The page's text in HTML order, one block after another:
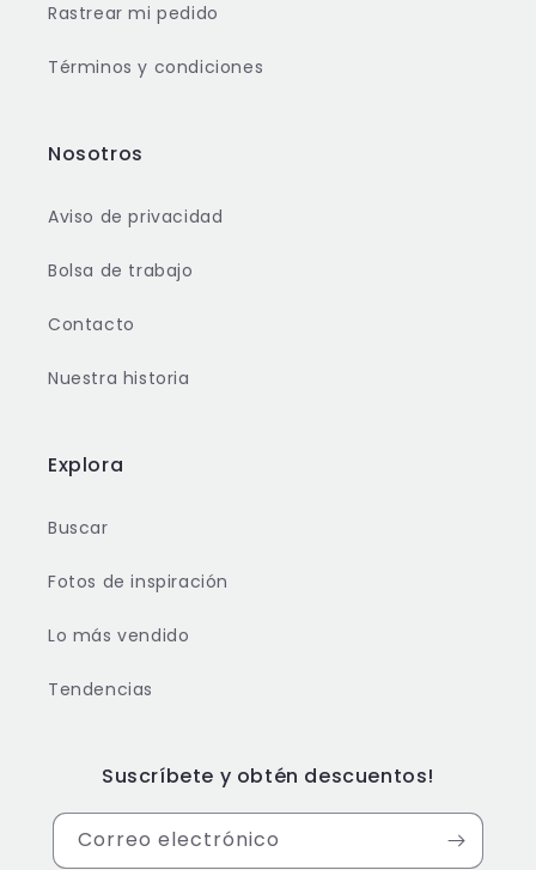
Rastrear mi pedido
Términos y condiciones
Nosotros
Aviso de privacidad
Bolsa de trabajo
Contacto
Nuestra historia
Explora
Buscar
Fotos de inspiración
Lo más vendido
Tendencias
Suscríbete y obtén descuentos!
Correo electrónico